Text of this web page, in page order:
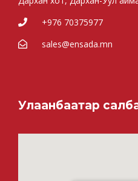
+976 70375977
sales@ensada.mn
Улаанбаатар